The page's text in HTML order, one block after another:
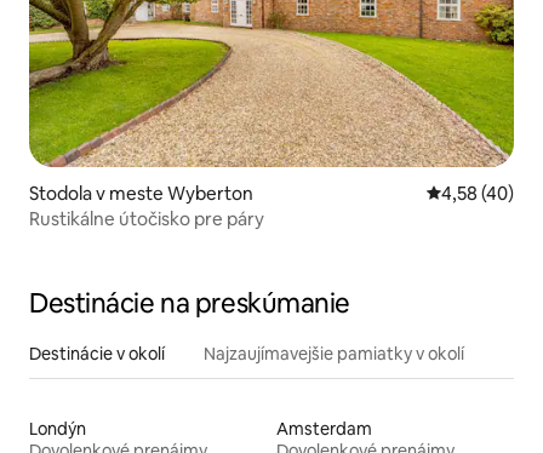
Stodola v meste Wyberton Priemerné
4,58 (40)
Rustikálne útočisko pre páry
Destinácie na preskúmanie
Destinácie v okolí Najzaujímavejšie pamiatky v okolí
Londýn
Amsterdam